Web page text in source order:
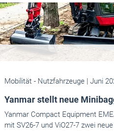
Mobilität- Nutzfahrzeuge | Juni
Yanmar stellt neue
Yanmar Compact Equipment
mit SV26-7 und ViO27-7 zwei